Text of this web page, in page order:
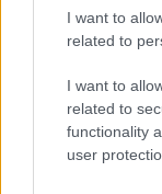
I want to
related to
I want to
related to
functionality
user
Drága múlt,
A korábbi
2010 és 2013
kezdetekkor